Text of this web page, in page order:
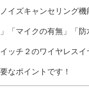
ノイズキャンセリング
「マイクの有無」「
ッチ２のワイヤレス
なポイントです！